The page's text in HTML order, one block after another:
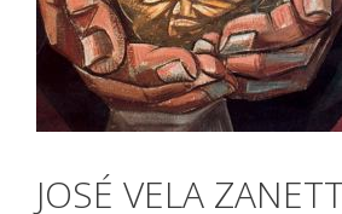
JOSÉ VELA